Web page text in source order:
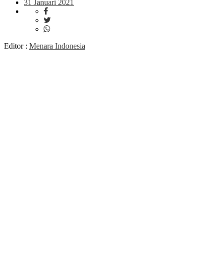
31 Januari 2021
Editor : Menara Indonesia